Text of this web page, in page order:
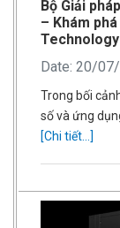
Bộ Giải
– Khám
Technology
Date: 20/
Trong bối
số và ứng
[Chi tiết...]